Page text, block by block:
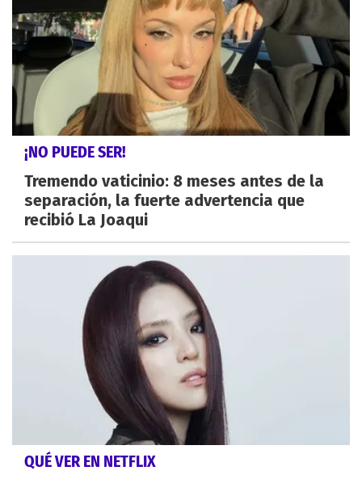
¡NO PUEDE SER!
Tremendo vaticinio: 8 meses antes de la
separación, la fuerte advertencia que
recibió La Joaqui
QUÉ VER EN NETFLIX